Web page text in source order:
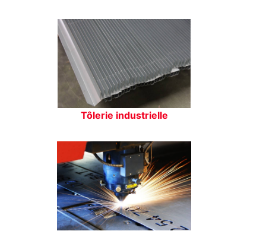
Tôlerie industrielle